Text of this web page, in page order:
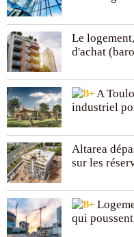
Le
d'achat
A
industriel
Altarea
sur les
qui